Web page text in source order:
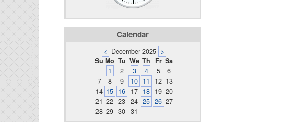
Calendar
< December 2025 >
Su Mo Tu We Th Fr Sa
1
2 3 4 5
6
7
8 9 10 11 12 13
14 15 16 17 18 19 20
21 22 23 24 25 26 27
28 29 30 31